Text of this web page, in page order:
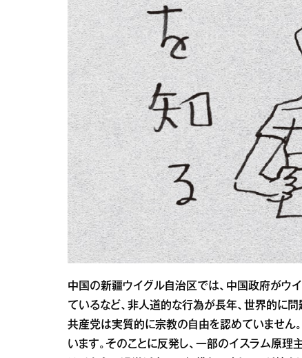
中国の新疆ウイグル自治区では、中国政府がウ
ているなど、非人道的な行為が長年、世界的に
共産党は実質的に宗教の自由を認めていません
います。そのことに反発し、一部のイスラム原